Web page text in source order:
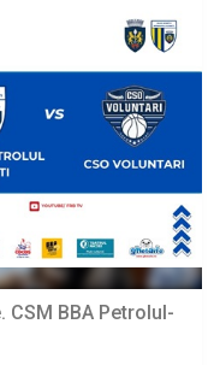
BBA Petrolul-